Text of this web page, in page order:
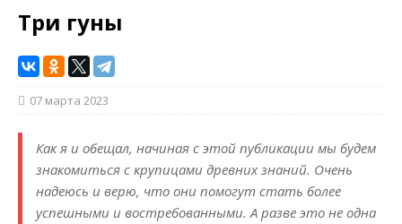
Три гуны
07 марта 2023
Как я и обещал, начиная с этой публикации мы будем
знакомиться с крупицами древних знаний. Очень
надеюсь и верю, что они помогут стать более
успешными и востребованными. А разве это не одна